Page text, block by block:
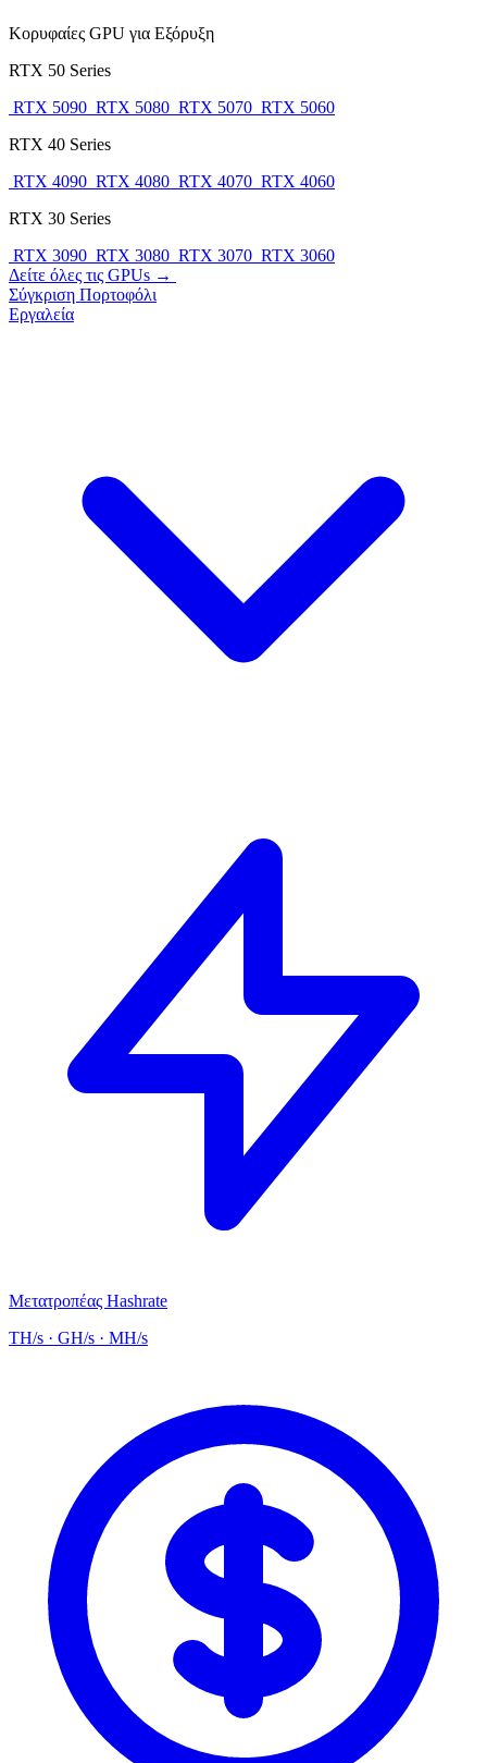
Κορυφαίες GPU για Εξόρυξη
RTX 50 Series
RTX 5090 RTX 5080 RTX 5070 RTX 5060
RTX 40 Series
RTX 4090 RTX 4080 RTX 4070 RTX 4060
RTX 30 Series
RTX 3090 RTX 3080 RTX 3070 RTX 3060
Δείτε όλες τις GPUs →
Σύγκριση Πορτοφόλι
Εργαλεία
Μετατροπέας Hashrate
TH/s · GH/s · MH/s